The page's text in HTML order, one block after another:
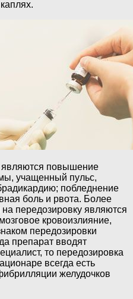
повышение
учащенный пульс,
побледнение
боль и рвота. Более
передозировку являются
кровоизлияние,
передозировки
препарат вводят
то передозировка
всегда есть
желудочков